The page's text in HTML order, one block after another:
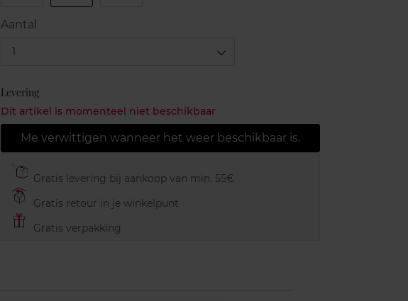
Aantal
1
Levering
Dit artikel is momenteel niet beschikbaar
Me verwittigen wanneer het weer beschikbaar is.
Gratis levering bij aankoop van min. 55€
Gratis retour in je winkelpunt
Gratis verpakking